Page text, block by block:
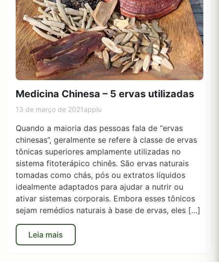
Medicina Chinesa – 5 ervas utilizadas
13 de março de 2021applu
Quando a maioria das pessoas fala de “ervas
chinesas”, geralmente se refere à classe de ervas
tônicas superiores amplamente utilizadas no
sistema fitoterápico chinês. São ervas naturais
tomadas como chás, pós ou extratos líquidos
idealmente adaptados para ajudar a nutrir ou
ativar sistemas corporais. Embora esses tônicos
sejam remédios naturais à base de ervas, eles […]
Leia mais